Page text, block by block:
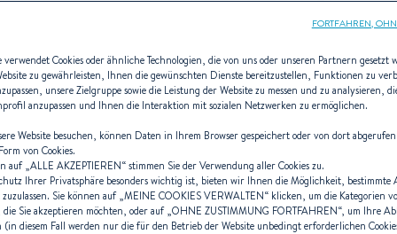
Conq
die Regeln vor und sonst
verwendet Cookies oder ähnliche Technologien, die von uns oder unseren Partnern gesetzt
zu gewährleisten, Ihnen die gewünschten Dienste bereitzustellen, Funktionen zu
unsere Zielgruppe sowie die Leistung der Website zu messen und zu analysieren,
anzupassen und Ihnen die Interaktion mit sozialen Netzwerken zu ermöglichen.
Website besuchen, können Daten in Ihrem Browser gespeichert oder von dort
von Cookies.
auf „ALLE AKZEPTIEREN“ stimmen Sie der Verwendung aller Cookies zu.
Ihrer Privatsphäre besonders wichtig ist, bieten wir Ihnen die Möglichkeit, bestimmte
Sie können auf „MEINE COOKIES VERWALTEN“ klicken, um die Kategorien
die Sie akzeptieren möchten, oder auf „OHNE ZUSTIMMUNG FORTFAHREN“, um Ihre
(in diesem Fall werden nur die für den Betrieb der Website unbedingt erforderlichen
FORTFAHREN,